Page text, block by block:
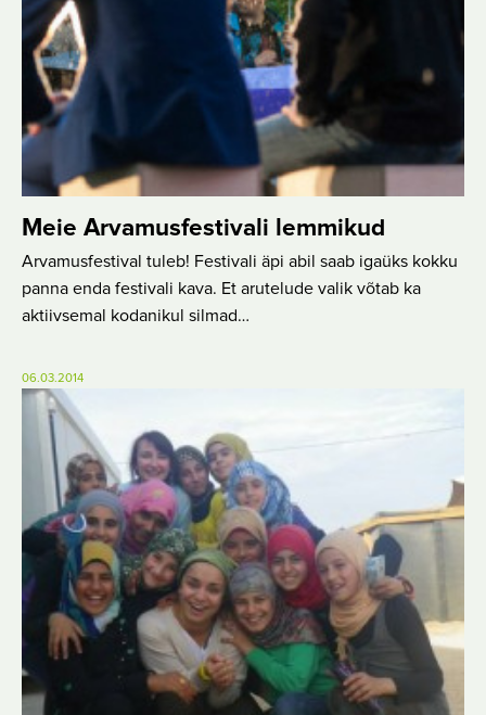
Meie Arvamusfestivali lemmikud
Arvamusfestival tuleb! Festivali äpi abil saab igaüks kokku
panna enda festivali kava. Et arutelude valik võtab ka
aktiivsemal kodanikul silmad…
06.03.2014